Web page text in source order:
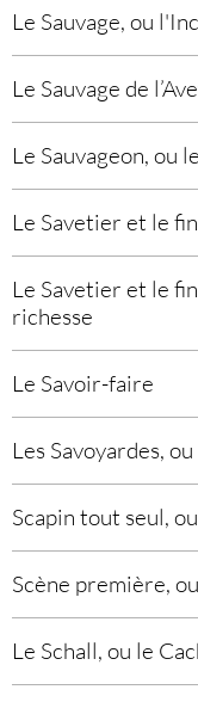
Le Sauvage, ou
Le Sauvage de
Le Sauvageon, ou
Le Savetier et le
Le Savetier et le
richesse
Le Savoir-faire
Les Savoyardes,
Scapin tout seul,
Scène première,
Le Schall, ou le